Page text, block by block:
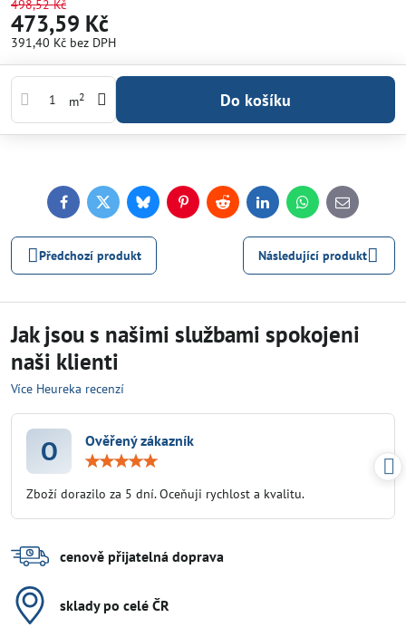
498,52 Kč
473,59 Kč
391,40 Kč bez DPH
m2 Do košíku
FacebookTwitterBlueskyPinterestReddit LinkedInWhatsApp
E-
mail
Předchozí produkt Následující produkt
Jak jsou s našimi službami spokojeni
naši klienti
Více Heureka recenzí
O Ověřený zákazník
5
Zboží dorazilo za 5 dní. Oceňuji rychlost a kvalitu.
cenově přijatelná doprava
sklady po celé ČR